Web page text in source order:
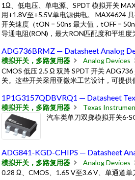
1Ω、低电压、单电源、SPDT 模拟开关
用+1.8V至+5.5V单电源供电。 MAX4624
开关速度（tON = 50ns 最大值，tOFF =
导通电阻(RON)，最大RON匹配度和平坦
ADG736BRMZ — Datasheet Analog
模拟开关，多路复用器
Analog Devices
CMOS 低压 2.5 Ω 双路 SPDT 开关
关。这些开关采用亚微米工艺设计，可提
1P1G3157QDBVRQ1 — Datasheet
模拟开关，多路复用器
Texas
汽车类单刀双掷模拟开关6-
ADG841-KGD-CHIPS — Datasheet
模拟开关，多路复用器
Analog Devices
0.28 Ω、CMOS、1.65 V至3.6 V、单通道